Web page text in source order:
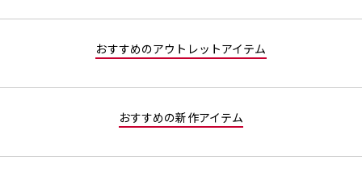
おすすめのアウトレットアイテム
おすすめの新作アイテム